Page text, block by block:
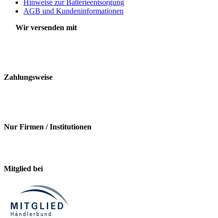
Hinweise zur Batterieentsorgung
AGB und Kundeninformationen
Wir versenden mit
Zahlungsweise
Nur Firmen / Institutionen
Mitglied bei